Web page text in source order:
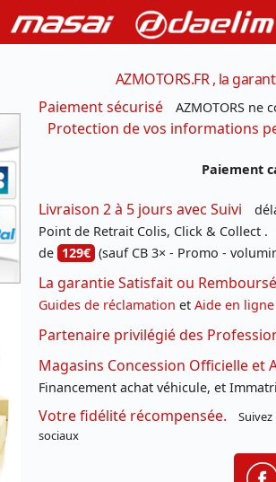
AZMOTORS.FR , la
Paiement sécurisé
AZMOTORS ne
Protection de vos informations
Paiement
Livraison 2 à 5 jours avec Suivi
Point de Retrait Colis, Click & Collect .
de 129€ (sauf CB 3× - Promo -
La garantie Satisfait ou Remboursé
Guides de réclamation et Aide en ligne
Partenaire privilégié des
Magasins Concession Officielle
Financement achat véhicule, et
Votre fidélité récompensée.
sociaux